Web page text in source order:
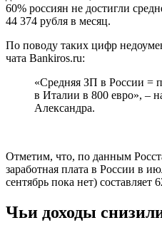
60% россиян не достигли
44 374 рубля в месяц.
По поводу таких цифр
чата Bankiros.ru:
«Средняя ЗП в России =
в Италии в 800 евро», –
Александра.
Отметим, что, по данным
заработная плата в России в
сентябрь пока нет) составляет
Чьи доходы